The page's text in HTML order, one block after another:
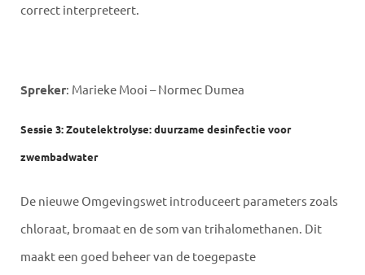
correct interpreteert.
Spreker: Marieke Mooi – Normec Dumea
Sessie 3: Zoutelektrolyse: duurzame desinfectie voor
zwembadwater
De nieuwe Omgevingswet introduceert parameters zoals
chloraat, bromaat en de som van trihalomethanen. Dit
maakt een goed beheer van de toegepaste